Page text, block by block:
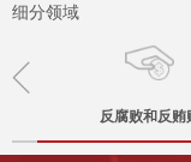
细分领域
反腐败和反贿